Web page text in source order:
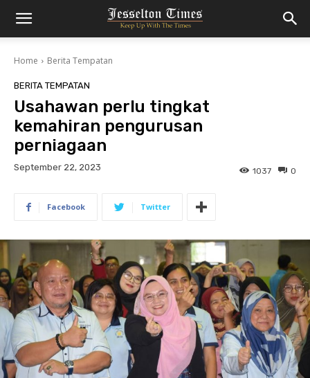
Home Berita Tempatan
BERITA TEMPATAN
Usahawan perlu tingkat
kemahiran pengurusan
perniagaan
September 22, 2023 0
1037
Facebook Twitter